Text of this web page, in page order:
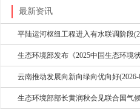
最新资讯
平陆运河枢纽工程进入有水联调阶段
生态环境部发布《2025中国生态环境
云南推动发展向新向绿向优向好(2026-
生态环境部部长黄润秋会见联合国气